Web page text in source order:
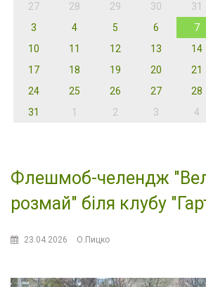
27
28 29 30 31
3
4 5 6 7
10
11 12 13 14
17
18 19 20 21
24
25 26 27 28
31
1 2 3 4
Флешмоб-челендж
розмай" біля клубу
23.04.2026 О.Пицко